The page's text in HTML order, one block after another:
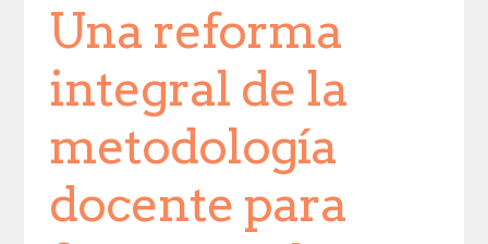
Una reforma
integral de la
metodología
docente para